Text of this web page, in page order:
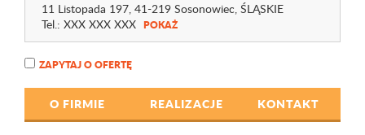
11 Listopada 197, 41-219 Sosonowiec, ŚLĄSKIE
Tel.: XXX XXX XXX POKAŻ
ZAPYTAJ O OFERTĘ
O FIRMIE REALIZACJE KONTAKT